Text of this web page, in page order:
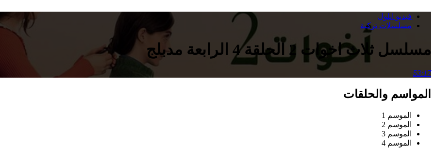
فيديو ايلول
مسلسلات تركية
مسلسل ثلاث اخوات 2 الحلقة 4 الرابعة مدبلج
53:17
المواسم والحلقات
الموسم 1
الموسم 2
الموسم 3
الموسم 4